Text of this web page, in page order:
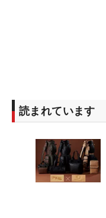
読まれています